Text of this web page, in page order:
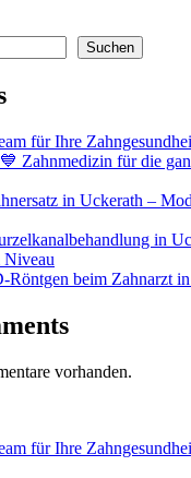
Suchen
für Ihre
Zahnmedizin für die
in Uckerath –
in
Niveau
Röntgen beim Zahnarzt
vorhanden.
für Ihre